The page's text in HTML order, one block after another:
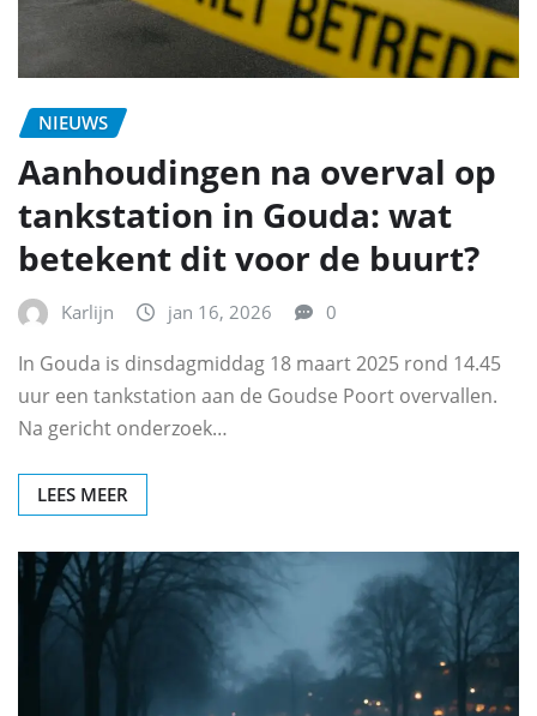
NIEUWS
Aanhoudingen na overval op
tankstation in Gouda: wat
betekent dit voor de buurt?
Karlijn jan 16, 2026 0
In Gouda is dinsdagmiddag 18 maart 2025 rond 14.45
uur een tankstation aan de Goudse Poort overvallen.
Na gericht onderzoek…
LEES MEER